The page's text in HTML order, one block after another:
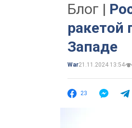
Блог |
ракетой
Западе
War21.11.2024 13:54
23